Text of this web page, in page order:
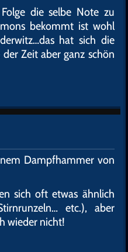
die selbe Note zu
bekommt ist wohl
hat sich die
Zeit aber ganz schön
Dampfhammer von
sich oft etwas ähnlich
etc.), aber
wieder nicht!